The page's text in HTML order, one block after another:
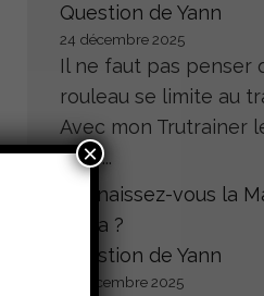
Question de Yann
24 décembre 2025
Il ne faut pas penser
rouleau se limite au
Avec mon Trutrainer
sans...
Connaissez-vous la
Hoffa ?
Question de Yann
23 décembre 2025
×